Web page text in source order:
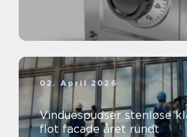
02. April 2026
Vinduespudser stenløse klar udsigt og
flot facade året rundt